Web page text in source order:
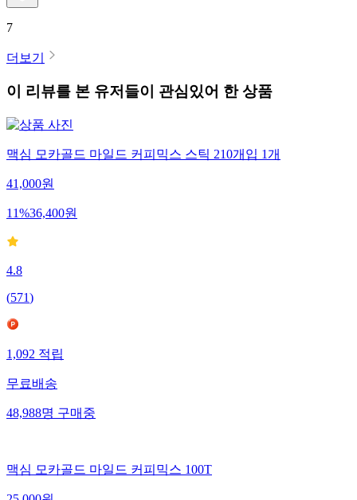
7
더보기
이 리뷰를 본 유저들이 관심있어 한 상품
맥심 모카골드 마일드 커피믹스 스틱 210개입 1개
41,000원
11%36,400원
4.8
(571)
1,092 적립
무료배송
48,988명 구매중
맥심 모카골드 마일드 커피믹스 100T